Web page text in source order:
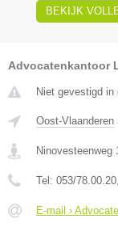
BEKIJK
Advocatenkantoor
Niet gevestigd
Oost-Vlaanderen
Ninovesteenweg
Tel: 053/78.00.20
E-mail ›